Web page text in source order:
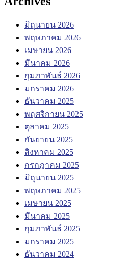
มิถุนายน 2026
พฤษภาคม 2026
เมษายน 2026
มีนาคม 2026
กุมภาพันธ์ 2026
มกราคม 2026
ธันวาคม 2025
พฤศจิกายน 2025
ตุลาคม 2025
กันยายน 2025
สิงหาคม 2025
กรกฎาคม 2025
มิถุนายน 2025
พฤษภาคม 2025
เมษายน 2025
มีนาคม 2025
กุมภาพันธ์ 2025
มกราคม 2025
ธันวาคม 2024